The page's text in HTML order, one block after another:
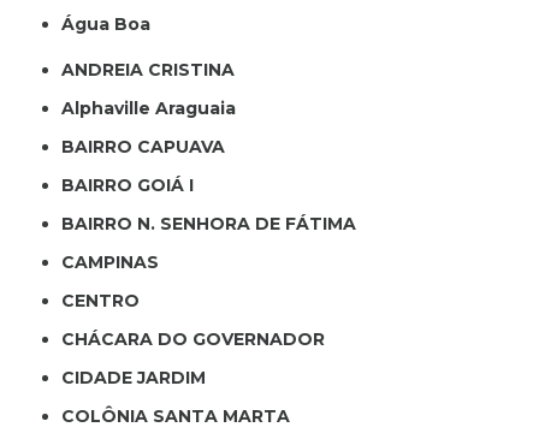
Água Boa
ANDREIA CRISTINA
Alphaville Araguaia
BAIRRO CAPUAVA
BAIRRO GOIÁ I
BAIRRO N. SENHORA DE FÁTIMA
CAMPINAS
CENTRO
CHÁCARA DO GOVERNADOR
CIDADE JARDIM
COLÔNIA SANTA MARTA